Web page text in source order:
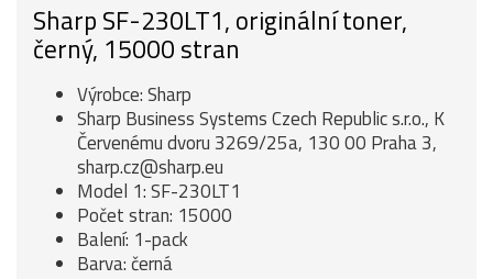
Sharp SF-230LT1, originální toner,
černý, 15000 stran
Výrobce: Sharp
Sharp Business Systems Czech Republic s.r.o., K
Červenému dvoru 3269/25a, 130 00 Praha 3,
sharp.cz@sharp.eu
Model 1: SF-230LT1
Počet stran: 15000
Balení: 1-pack
Barva: černá